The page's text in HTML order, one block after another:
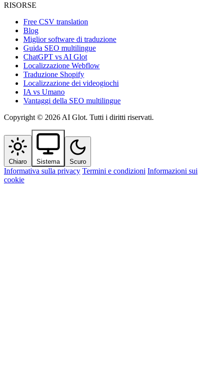
RISORSE
Free CSV translation
Blog
Miglior software di traduzione
Guida SEO multilingue
ChatGPT vs AI Glot
Localizzazione Webflow
Traduzione Shopify
Localizzazione dei videogiochi
IA vs Umano
Vantaggi della SEO multilingue
Copyright © 2026 AI Glot. Tutti i diritti riservati.
Chiaro Sistema Scuro
Informativa sulla privacy Termini e condizioni Informazioni sui
cookie